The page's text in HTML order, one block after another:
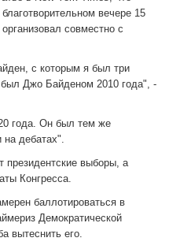
вечере 15
совместно с
с которым я был три
Джо Байденом 2010 года", -
года. Он был тем же
на дебатах".
президентские выборы, а
Конгресса.
баллотироваться в
Демократической
вытеснить его.